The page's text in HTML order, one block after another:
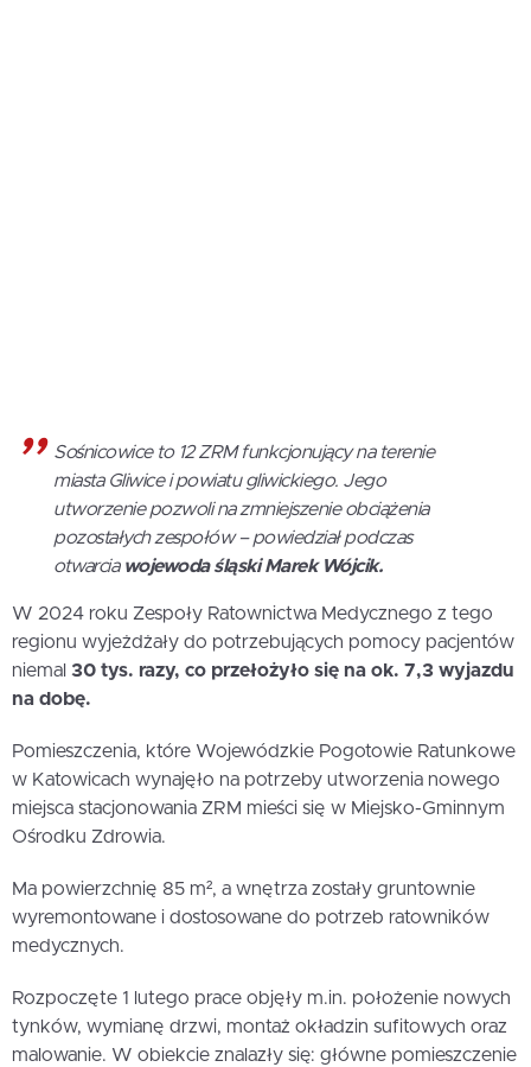
Sośnicowice to 12 ZRM funkcjonujący na terenie
miasta Gliwice i powiatu gliwickiego. Jego
utworzenie pozwoli na zmniejszenie obciążenia
pozostałych zespołów – powiedział podczas
otwarcia wojewoda śląski Marek Wójcik.
W 2024 roku Zespoły Ratownictwa Medycznego z tego
regionu wyjeżdżały do potrzebujących pomocy pacjentów
niemal 30 tys. razy, co przełożyło się na ok. 7,3 wyjazdu
na dobę.
Pomieszczenia, które Wojewódzkie Pogotowie Ratunkowe
w Katowicach wynajęło na potrzeby utworzenia nowego
miejsca stacjonowania ZRM mieści się w Miejsko-Gminnym
Ośrodku Zdrowia.
Ma powierzchnię 85 m², a wnętrza zostały gruntownie
wyremontowane i dostosowane do potrzeb ratowników
medycznych.
Rozpoczęte 1 lutego prace objęły m.in. położenie nowych
tynków, wymianę drzwi, montaż okładzin sufitowych oraz
malowanie. W obiekcie znalazły się: główne pomieszczenie